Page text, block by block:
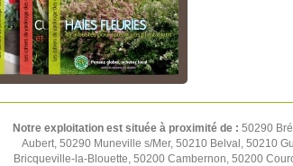
Notre exploitation est située à proximité de : 50290
Aubert, 50290 Muneville s/Mer, 50210 Belval, 50210
Bricqueville-la-Blouette, 50200 Cambernon, 50200